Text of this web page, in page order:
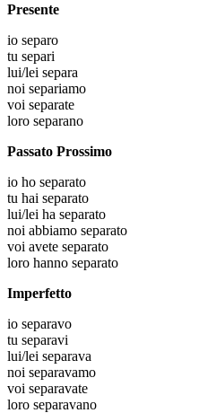
Presente
io separo
tu separi
lui/lei separa
noi separiamo
voi separate
loro separano
Passato Prossimo
io ho separato
tu hai separato
lui/lei ha separato
noi abbiamo separato
voi avete separato
loro hanno separato
Imperfetto
io separavo
tu separavi
lui/lei separava
noi separavamo
voi separavate
loro separavano